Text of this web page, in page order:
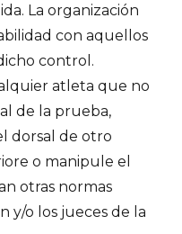
La organización
con aquellos
control.
atleta que no
de la prueba,
dorsal de otro
o manipule el
otras normas
y/o los jueces de la